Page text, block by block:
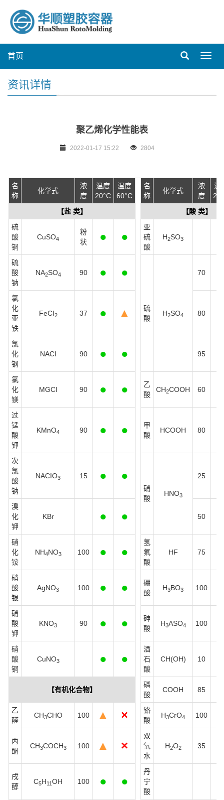
首页
资讯详情
聚乙烯化学性能表
2022-01-17 15:22 2804
名
称
化学式
浓
度
温度
20°C
温度
60°C
名
称
化学式
浓
度
温
【盐 类】
【酸 类】
硫
酸
铜
CuSO4
粉
状
● ●
亚
硫
酸
H2SO3
硫
酸
钠
NA2SO4 90 ● ●
硫
酸
H2SO4
70
氯
化
亚
铁
FeCI2 37 ● ▲ 80
氯
化
钢
NACI 90 ● ● 95
氯
化
镁
MGCI 90 ● ●
乙
酸
CH2COOH 60
过
锰
酸
钾
KMnO4 90 ● ●
甲
酸
HCOOH 80
次
氯
酸
钠
NACIO3 15 ● ●
硝
酸
HNO3
25
溴
化
钾
KBr ● ● 50
硝
化
铵
NH4NO3 100 ● ●
氢
氟
酸
HF 75
硝
酸
银
AgNO3 100 ● ●
硼
酸
H3BO3 100
硝
酸
钾
KNO3 90 ● ●
砷
酸
H3ASO4 100
硝
酸
铜
CuNO3 ● ●
酒
石
酸
CH(OH) 10
【有机化合物】
磷
酸
COOH 85
乙
醛
CH3CHO 100 ▲ ×
铬
酸
H3CrO4 100
丙
酮
CH3COCH3 100 ▲ ×
双
氧
水
H2O2 35
戌
醇
C5H11OH 100 ● ●
丹
宁
酸